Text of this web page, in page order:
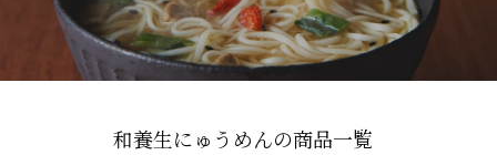
和養生にゅうめんの商品一覧